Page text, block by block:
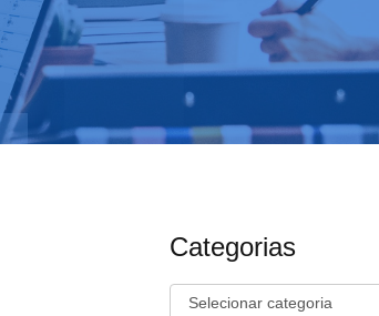
Categorias
Categorias